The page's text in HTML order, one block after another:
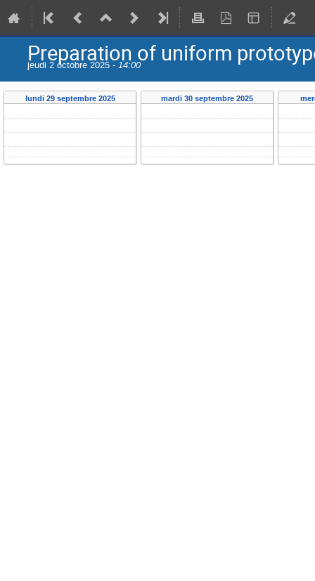
Preparation of uniform
jeudi 2 octobre 2025 - 14:00
lundi 29 septembre 2025 mardi 30 septembre 2025